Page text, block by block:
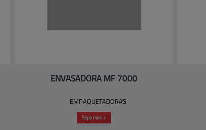
ENVASADORA MF 7000
EMPAQUETADORAS
Sepa mas +